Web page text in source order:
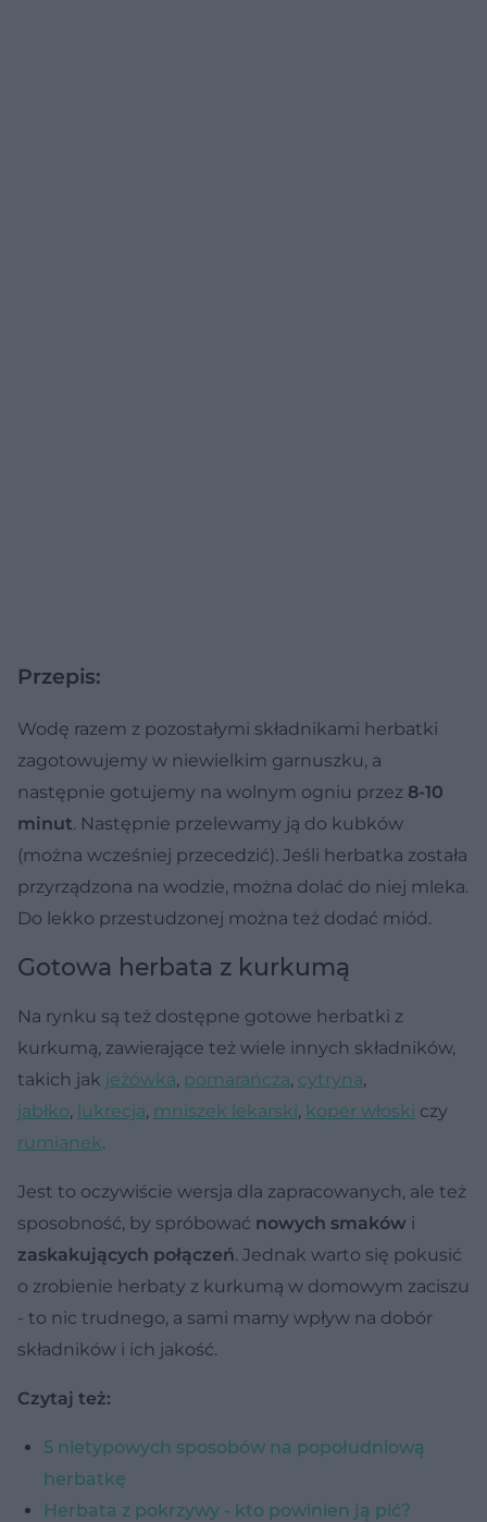
Przepis:
Wodę razem z pozostałymi składnikami herbatki
zagotowujemy w niewielkim garnuszku, a
następnie gotujemy na wolnym ogniu przez 8-10
minut. Następnie przelewamy ją do kubków
(można wcześniej przecedzić). Jeśli herbatka została
przyrządzona na wodzie, można dolać do niej mleka.
Do lekko przestudzonej można też dodać miód.
Gotowa herbata z kurkumą
Na rynku są też dostępne gotowe herbatki z
kurkumą, zawierające też wiele innych składników,
takich jak jeżówka, pomarańcza, cytryna,
jabłko, lukrecja, mniszek lekarski, koper włoski czy
rumianek.
Jest to oczywiście wersja dla zapracowanych, ale też
sposobność, by spróbować nowych smaków i
zaskakujących połączeń. Jednak warto się pokusić
o zrobienie herbaty z kurkumą w domowym zaciszu
- to nic trudnego, a sami mamy wpływ na dobór
składników i ich jakość.
Czytaj też:
5 nietypowych sposobów na popołudniową
herbatkę
Herbata z pokrzywy - kto powinien ją pić?